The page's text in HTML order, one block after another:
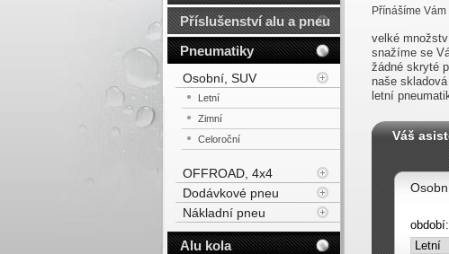
Přínášíme
velké
snažíme se
žádné skryté
naše
letní
Váš
období:
Příslušenství alu a pneu
Pneumatiky
Osobní, SUV
Letní
Zimní
Celoroční
OFFROAD, 4x4
Dodávkové pneu
Nákladní pneu
Alu kola